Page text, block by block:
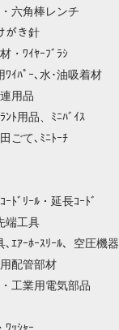
六角棒レンチ
がき針
・ﾜｲﾔｰﾌﾞﾗｼ
ｲﾊﾟｰ､水･油吸着材
用品
ﾝﾄ用品、ﾐﾆﾊﾞｲｽ
ごて､ﾐﾆﾄｰﾁ
ﾄﾞﾘｰﾙ・延長ｺｰﾄﾞ
端工具
､ｴｱｰﾎｰｽﾘｰﾙ、空圧機器
配管部材
工業用電気部品